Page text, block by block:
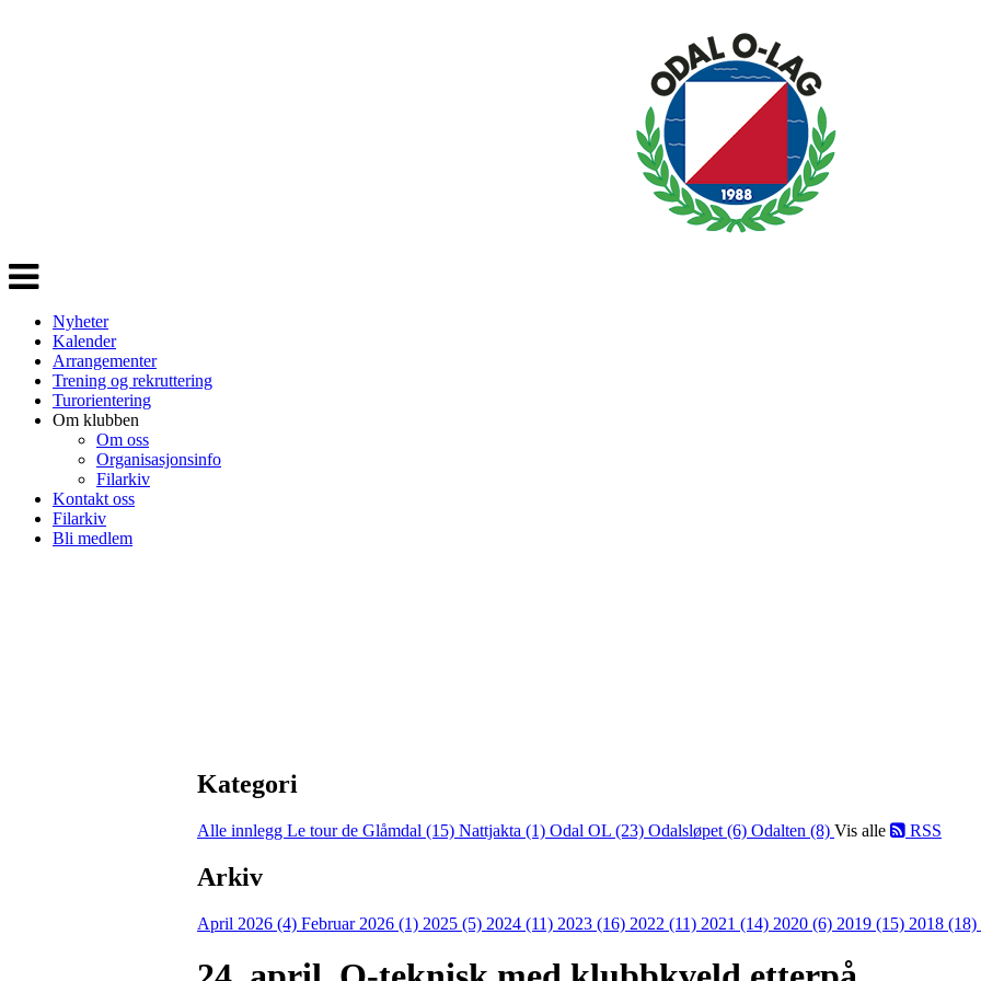
Veksle
navigasjon
Nyheter
Kalender
Arrangementer
Trening og rekruttering
Turorientering
Om klubben
Om oss
Organisasjonsinfo
Filarkiv
Kontakt oss
Filarkiv
Bli medlem
Kategori
Alle innlegg Le tour de Glåmdal (15) Nattjakta (1) Odal OL (23) Odalsløpet (6) Odalten (8) Vis alle RSS
Arkiv
April 2026 (4) Februar 2026 (1) 2025 (5) 2024 (11) 2023 (16) 2022 (11) 2021 (14) 2020 (6) 2019 (15) 2018 (18)